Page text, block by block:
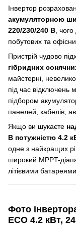
Інвертор
акумуляторною
220/230/240 В ,
побутових та
Пристрій чудово
гібридних
майстерні,
під час відключень
підбором
панелей, кабелів,
Якщо ви шукаєте
В потужністю 4.2
одне з найкращих
широкий MPPT-
літієвими батареями.
Фото
ECO 4.2 кВт,